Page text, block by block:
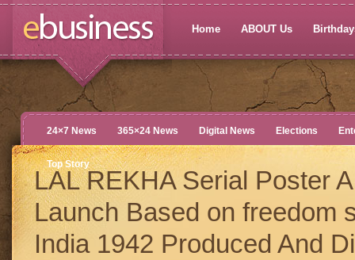
Home ABOUT Us
24×7 News 365×24 News Digital News Elections
Top Story
LAL REKHA Serial Poster
Launch Based on freedom
India 1942 Produced And